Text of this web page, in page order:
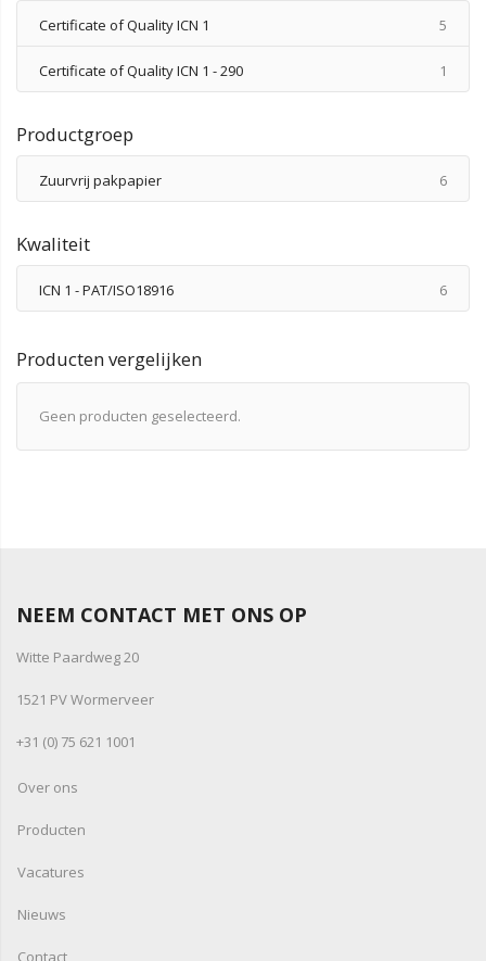
Certificate of Quality ICN 1 5
Certificate of Quality ICN 1 - 290 1
Productgroep
Zuurvrij pakpapier 6
Kwaliteit
ICN 1 - PAT/ISO18916 6
Producten vergelijken
Geen producten geselecteerd.
NEEM CONTACT MET ONS OP
Witte Paardweg 20
1521 PV Wormerveer
+31 (0) 75 621 1001
Over ons
Producten
Vacatures
Nieuws
Contact